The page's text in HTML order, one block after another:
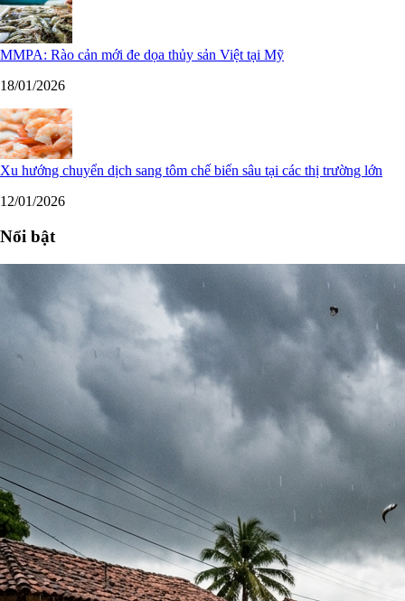
MMPA: Rào cản mới đe dọa thủy sản Việt tại Mỹ
18/01/2026
Xu hướng chuyển dịch sang tôm chế biến sâu tại các thị trường lớn
12/01/2026
Nổi bật